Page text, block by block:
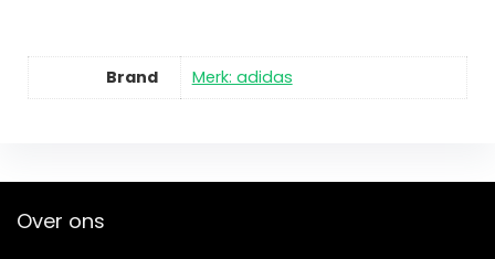
Brand Merk: adidas
Over ons